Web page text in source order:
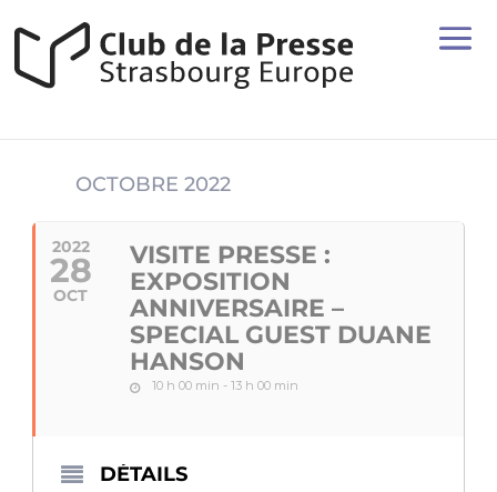
OCTOBRE 2022
2022
28
OCT
VISITE PRESSE :
EXPOSITION
ANNIVERSAIRE –
SPECIAL GUEST DUANE
HANSON
10 h 00 min - 13 h 00 min
DÉTAILS